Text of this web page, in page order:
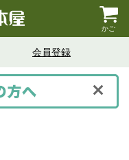
かご
会員登録